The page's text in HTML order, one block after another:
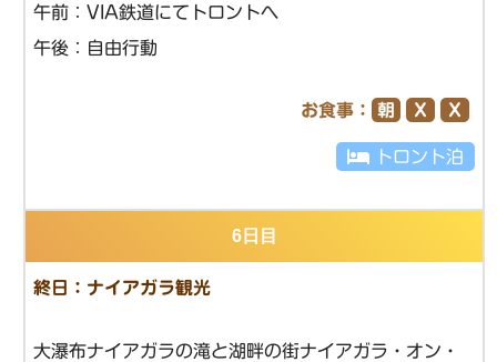
午前：VIA鉄道にてトロントへ
午後：自由行動
お食事： 朝 Ｘ Ｘ
トロント泊
6日目
終日：ナイアガラ観光
大瀑布ナイアガラの滝と湖畔の街ナイアガラ・オン・